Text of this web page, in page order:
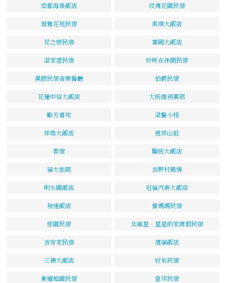
亞都海景飯店 玫瑰花園民宿
薇雅花苑民宿 美琪大飯店
花之戀民宿 富國大飯店
溫家堡民宿 好所在休閒民宿
黑膠民宿音樂餐廳 伯爵民宿
花蓮中信大飯店 大統商務賓館
歡天喜地 溫馨小棧
祥鼎大飯店 逸祥山莊
雲宿 聯統大飯店
福大旅館 吉野村風情
明水園飯店 冠倫汽車大飯店
發達飯店 曾媽媽民宿
慈園民宿 北極星．星星的家渡假民宿
吉安家民宿 禧福飯店
三德大飯店 好來民宿
東耀庭園民宿 皇佳民宿